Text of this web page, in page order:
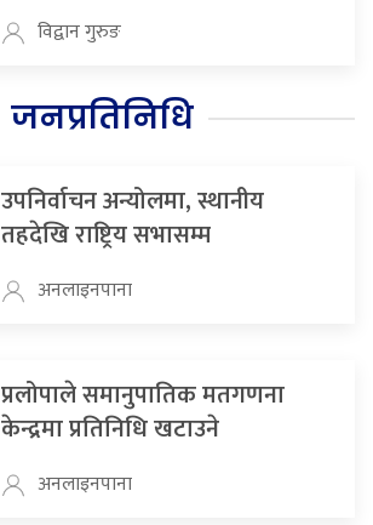
विद्वान गुरुङ
जनप्रतिनिधि
उपनिर्वाचन अन्योलमा, स्थानीय
तहदेखि राष्ट्रिय सभासम्म
अनलाइनपाना
प्रलोपाले समानुपातिक मतगणना
केन्द्रमा प्रतिनिधि खटाउने
अनलाइनपाना